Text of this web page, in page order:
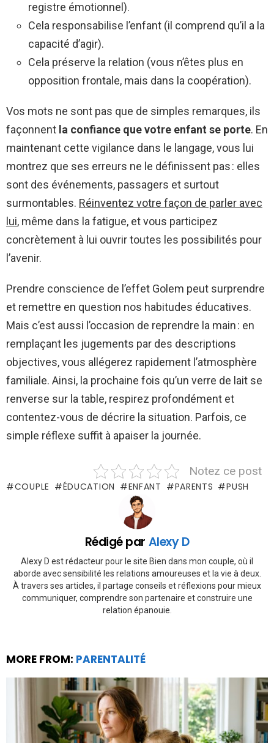
registre émotionnel).
Cela responsabilise l’enfant (il comprend qu’il a la
capacité d’agir).
Cela préserve la relation (vous n’êtes plus en
opposition frontale, mais dans la coopération).
Vos mots ne sont pas que de simples remarques, ils
façonnent la confiance que votre enfant se porte. En
maintenant cette vigilance dans le langage, vous lui
montrez que ses erreurs ne le définissent pas : elles
sont des événements, passagers et surtout
surmontables. Réinventez votre façon de parler avec
lui, même dans la fatigue, et vous participez
concrètement à lui ouvrir toutes les possibilités pour
l’avenir.
Prendre conscience de l’effet Golem peut surprendre
et remettre en question nos habitudes éducatives.
Mais c’est aussi l’occasion de reprendre la main : en
remplaçant les jugements par des descriptions
objectives, vous allégerez rapidement l’atmosphère
familiale. Ainsi, la prochaine fois qu’un verre de lait se
renverse sur la table, respirez profondément et
contentez-vous de décrire la situation. Parfois, ce
simple réflexe suffit à apaiser la journée.
Notez ce post
COUPLE ÉDUCATION ENFANT PARENTS PUSH
Rédigé par Alexy D
Alexy D est rédacteur pour le site Bien dans mon couple, où il
aborde avec sensibilité les relations amoureuses et la vie à deux.
À travers ses articles, il partage conseils et réflexions pour mieux
communiquer, comprendre son partenaire et construire une
relation épanouie.
MORE FROM: PARENTALITÉ